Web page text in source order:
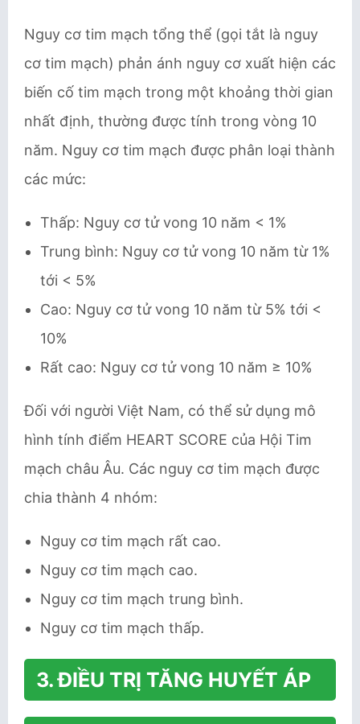
Nguy cơ tim mạch tổng thể (gọi tắt là nguy
cơ tim mạch) phản ánh nguy cơ xuất hiện các
biến cố tim mạch trong một khoảng thời gian
nhất định, thường được tính trong vòng 10
năm. Nguy cơ tim mạch được phân loại thành
các mức:
Thấp: Nguy cơ tử vong 10 năm < 1%
Trung bình: Nguy cơ tử vong 10 năm từ 1%
tới < 5%
Cao: Nguy cơ tử vong 10 năm từ 5% tới <
10%
Rất cao: Nguy cơ tử vong 10 năm ≥ 10%
Đối với người Việt Nam, có thể sử dụng mô
hình tính điểm HEART SCORE của Hội Tim
mạch châu Âu. Các nguy cơ tim mạch được
chia thành 4 nhóm:
Nguy cơ tim mạch rất cao.
Nguy cơ tim mạch cao.
Nguy cơ tim mạch trung bình.
Nguy cơ tim mạch thấp.
3. ĐIỀU TRỊ TĂNG HUYẾT ÁP